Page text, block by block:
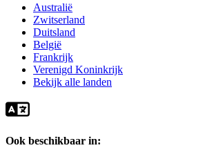
Australië
Zwitserland
Duitsland
België
Frankrijk
Verenigd Koninkrijk
Bekijk alle landen
Ook beschikbaar in: